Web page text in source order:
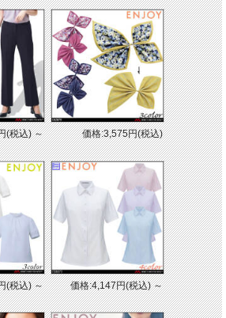
(税込)～ 価格:3,575円(税込)
(税込)～ 価格:4,147円(税込)～